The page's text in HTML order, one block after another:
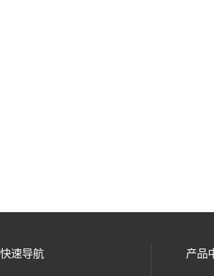
快速导航 产品